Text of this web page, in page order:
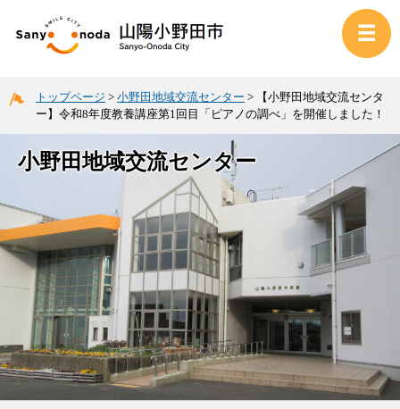
トップページ > 小野田地域交流センター >
【小野田地域交流センタ
ー】令和8年度教養講座第1回目「ピアノの調べ」を開催しました！
小野田地域交流センター